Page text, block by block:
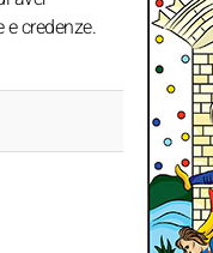
credenze.